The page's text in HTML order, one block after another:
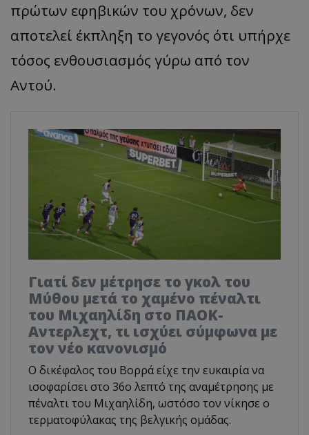
πρώτων εφηβικών του χρόνων, δεν
αποτελεί έκπληξη το γεγονός ότι υπήρχε
τόσος ενθουσιασμός γύρω από τον
Αντού.
Γιατί δεν μέτρησε το γκολ του
Μύθου μετά το χαμένο πέναλτι
του Μιχαηλίδη στο ΠΑΟΚ-
Αντερλεχτ, τι ισχύει σύμφωνα με
τον νέο κανονισμό
Ο δικέφαλος του Βορρά είχε την ευκαιρία να
ισοφαρίσει στο 36ο λεπτό της αναμέτρησης με
πέναλτι του Μιχαηλίδη, ωστόσο τον νίκησε ο
τερματοφύλακας της βελγικής ομάδας.